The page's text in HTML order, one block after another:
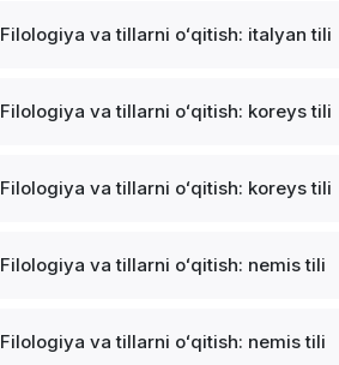
Filologiya va tillarni oʻqitish: italyan tili
Filologiya va tillarni oʻqitish: koreys tili
Filologiya va tillarni oʻqitish: koreys tili
Filologiya va tillarni oʻqitish: nemis tili
Filologiya va tillarni oʻqitish: nemis tili